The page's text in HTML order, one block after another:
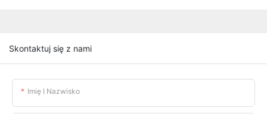
Skontaktuj się z nami
Imię I Nazwisko